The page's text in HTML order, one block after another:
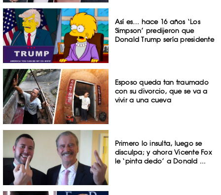
Así es… hace 16 años ‘Los
Simpson’ predijeron que
Donald Trump sería presidente
Esposo queda tan traumado
con su divorcio, que se va a
vivir a una cueva
Primero lo insulta, luego se
disculpa; y ahora Vicente Fox
le ‘pinta dedo’ a Donald ...